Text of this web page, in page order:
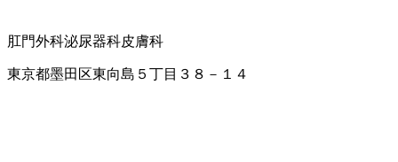
肛門外科泌尿器科皮膚科
東京都墨田区東向島５丁目３８－１４